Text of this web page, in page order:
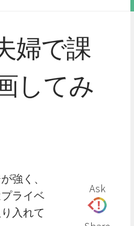
婦で課
してみ
強く、
ライベ
入れて
Ask